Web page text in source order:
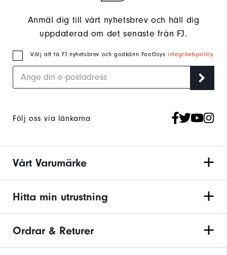
Anmäl dig till vårt nyhetsbrev och håll dig
uppdaterad om det senaste från FJ.
Välj att få FJ nyhetsbrev och godkänn FootJoysintegritetspolicy.
Följ oss via länkarna
Vårt Varumärke
Hitta min utrustning
Ordrar & Returer